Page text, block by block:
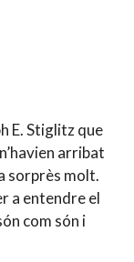
E. Stiglitz que
arribat
sorprès molt.
a entendre el
com són i